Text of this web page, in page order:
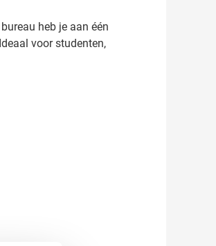
heb je aan één
voor studenten,